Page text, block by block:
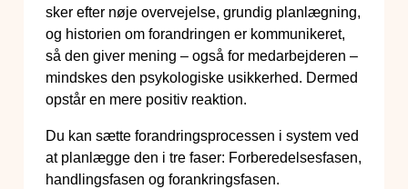
sker efter nøje overvejelse, grundig planlægning,
og historien om forandringen er kommunikeret,
så den giver mening – også for medarbejderen –
mindskes den psykologiske usikkerhed. Dermed
opstår en mere positiv reaktion.
Du kan sætte forandringsprocessen i system ved
at planlægge den i tre faser: Forberedelsesfasen,
handlingsfasen og forankringsfasen.